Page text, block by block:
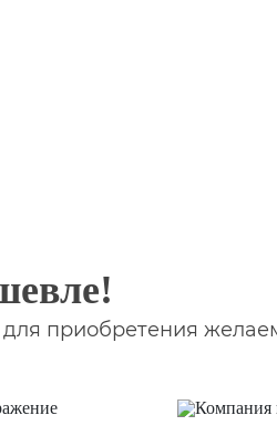
приобретения